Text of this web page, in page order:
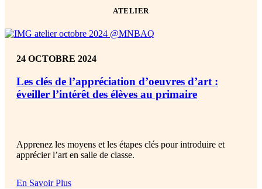
ATELIER
24 OCTOBRE 2024
Les clés de l’appréciation d’oeuvres d’art :
éveiller l’intérêt des élèves au primaire
Apprenez les moyens etles étapes clés pour introduire et
apprécier l’art en salle de classe.
En Savoir Plus